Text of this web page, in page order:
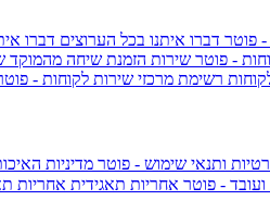
פוטר דברו איתנו בכל הערוצים דברו
- פוטר שירות הזמנת שיחה מהמוקד
רשימת מרכזי שירות לקוחות -
ותנאי שימוש - פוטר מדיניות
- פוטר אחריות תאגידית אחריות